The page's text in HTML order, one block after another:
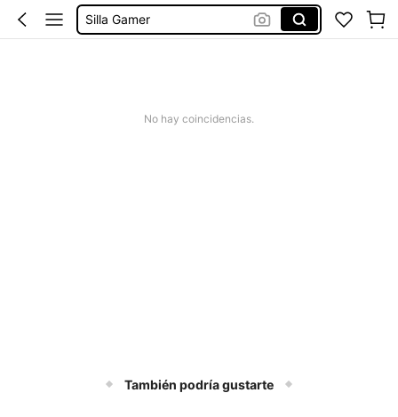
Silla Gamer
No hay coincidencias.
También podría gustarte